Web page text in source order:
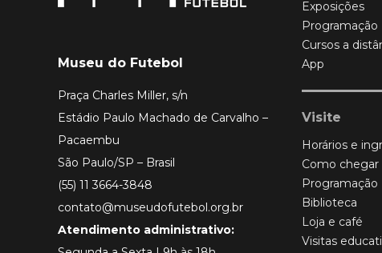
Museu do Futebol
Praça Charles Miller, s/n
Estádio Paulo Machado de Carvalho –
Pacaembu
São Paulo/SP – Brasil
(55) 11 3664-3848
contato@museudofutebol.org.br
Atendimento administrativo:
Exposições
Programação
Cursos a
App
Visite
Horários e
Como chegar
Programação
Biblioteca
Loja e café
Visitas